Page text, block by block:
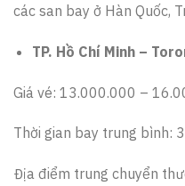
các san bay ở Hàn Quốc,
TP. Hồ Chí Minh –
Giá vé: 13.000.000 –
Thời gian bay trung bình:
Địa điểm trung chuyển